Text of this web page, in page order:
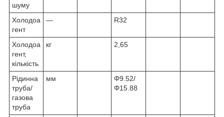
шуму
Холодоа
гент
— R32
Холодоа
гент,
кількість
кг 2,65
Рідинна
труба/
газова
труба
мм
Φ9.52/
Φ15.88